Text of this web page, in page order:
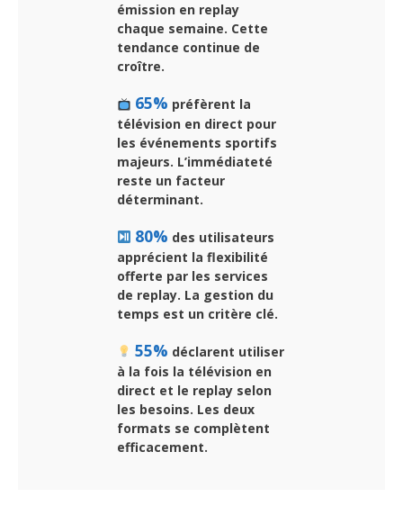
émission en replay
chaque semaine. Cette
tendance continue de
croître.
65% préfèrent la
télévision en direct pour
les événements sportifs
majeurs. L’immédiateté
reste un facteur
déterminant.
80% des utilisateurs
apprécient la flexibilité
offerte par les services
de replay. La gestion du
temps est un critère clé.
55% déclarent utiliser
à la fois la télévision en
direct et le replay selon
les besoins. Les deux
formats se complètent
efficacement.